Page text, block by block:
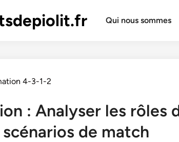
Qui nous sommes
4-3-1-2
: Analyser les rôles
de match